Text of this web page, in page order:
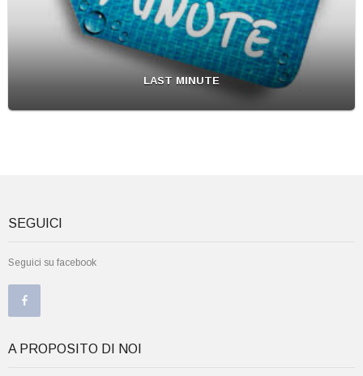
LAST MINUTE
SEGUICI
Seguici su facebook
A PROPOSITO DI NOI